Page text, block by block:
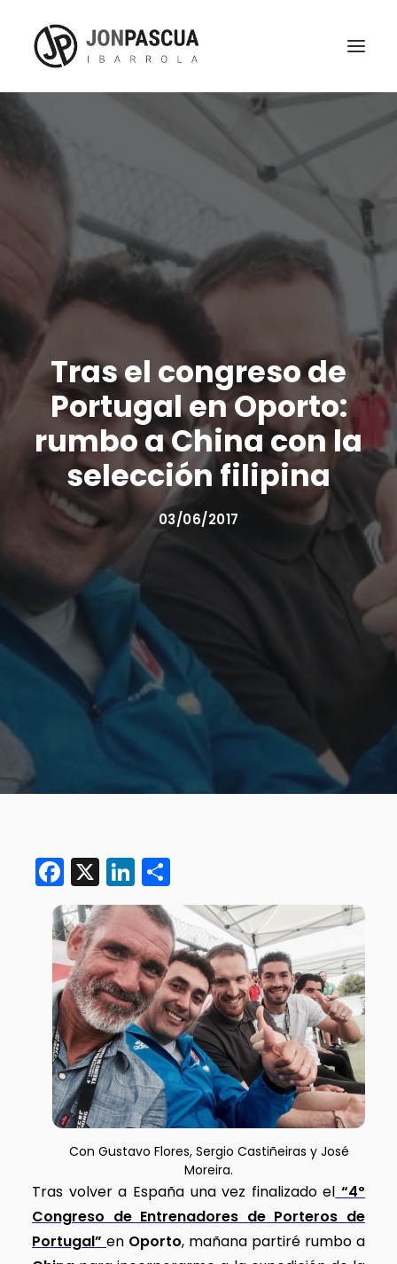
Tras el congreso de
Portugal en Oporto:
rumbo a China con la
selección filipina
03/06/2017
Facebook
X LinkedIn
Con Gustavo Flores, Sergio Castiñeiras y José
Moreira.
Tras volver a España una vez finalizado el “4º
Congreso de Entrenadores de Porteros de
Portugal” en Oporto, mañana partiré rumbo a